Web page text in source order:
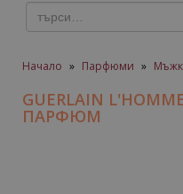
Начало » Парфюми »
GUERLAIN
ПАРФЮМ